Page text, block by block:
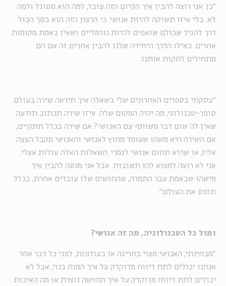
״כן. אני רוצה להבין איך הקיום הזה עובד, למה הוא מסוגל ולמה
לא. בלי איזו תשוקה להיות אנושי. כי הרצון הזה הוא בסך הכול
דרך להגיד שכולם שואפים להיות נורמליים ושאין באמת מקומות
אחרים. כאילו הדרך היחידה שלנו להבין אחרים זה אם הם
מתחילים לחקות אותנו
"עסקתי בספרים האחרונים שלי בשאלה איך תיראה שירה בעולם
סופר-טכנולוגי, מה יהיה המקום שלה. איזו שירה תכתוב תודעה
שאין לה שום דבר משותף עם האנושי? אם שירה בכלל תתקיים,
אם השירה היא משהו שעומד מחוץ לאנושי והאנושי מקבל הצצה
אליו, או שהיא תחום אנושי לגמרי. השאלות האלה עולות אצלי.
אני לא רוצה למצוא להן תשובות. אבל אני מנסה להבין איך
מישהו שבאמת עבר התמרה, שהחושים שלו עובדים אחרת, בכלל
תופס את העולם״
ומול כל הטכנולוגיה, מה זה אנושי?
״מבחינתי, האנושי מצוי בחריגה או בעודפות, לפני כל דבר אחר.
אנחנו יכולים לתת דיווח מדוקדק על איך המוח בנוי, אבל לא
יכולים לתת דיווח מדוקדק על איך תחושה נוצרת או מה האיכות